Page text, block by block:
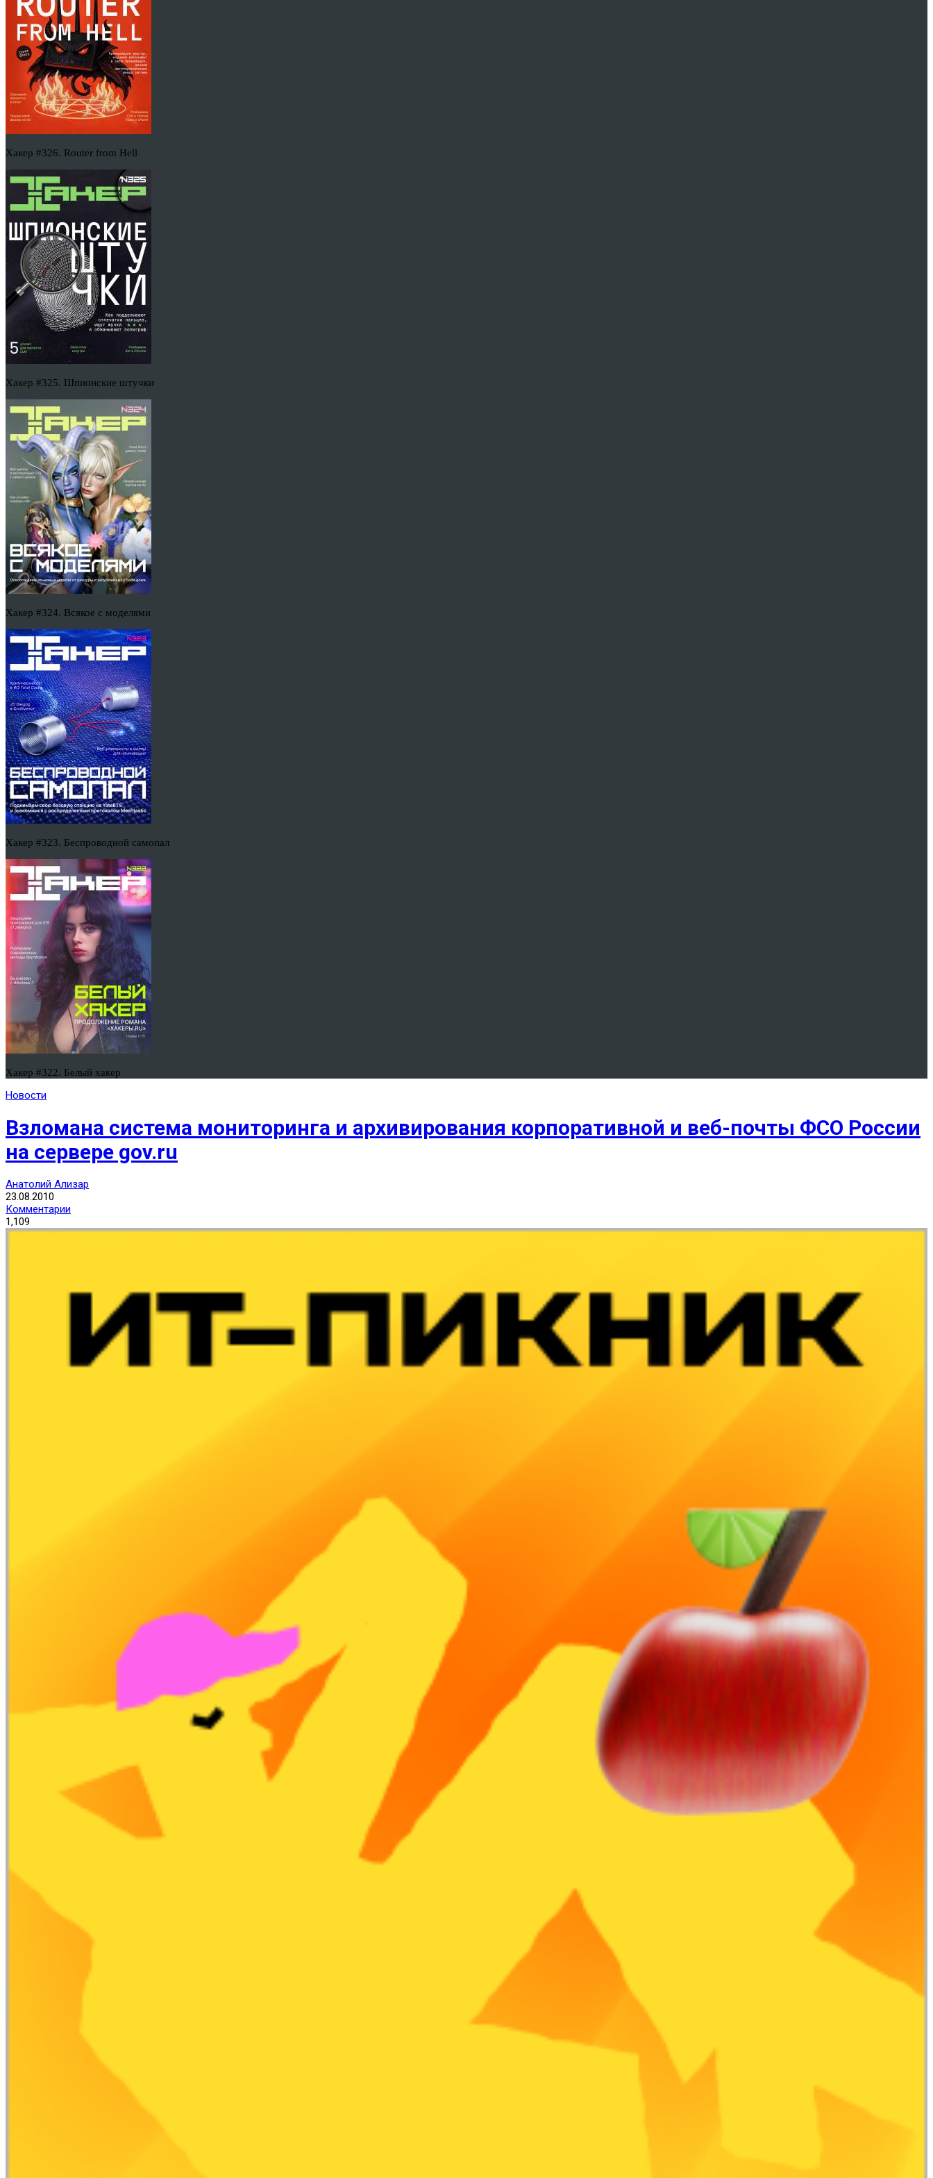
Хакер #326. Router from Hell
Хакер #325. Шпионские штучки
Хакер #324. Всякое с моделями
Хакер #323. Беспроводной самопал
Хакер #322. Белый хакер
Новости
Взломана система мониторинга и архивирования корпоративной и веб-почты ФСО России
на сервере gov.ru
Анатолий Ализар
23.08.2010
Комментарии
1,109